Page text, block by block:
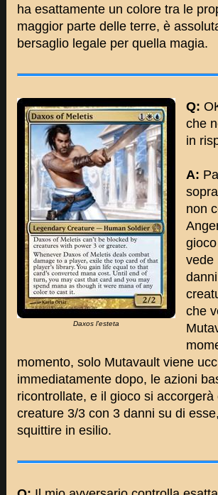
ha esattamente un colore tra le
maggior parte delle terre, è
bersaglio legale per quella magia.
Daxos l'esteta
Q:
che
in
A:
non
vede
che
momento, solo Mutavault viene
immediatamente dopo, le azioni
ricontrollate, e il gioco si
creature 3/3 con 3 danni su di
squittire in esilio.